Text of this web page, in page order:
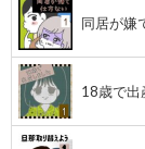
同居が嫌
18歳で出